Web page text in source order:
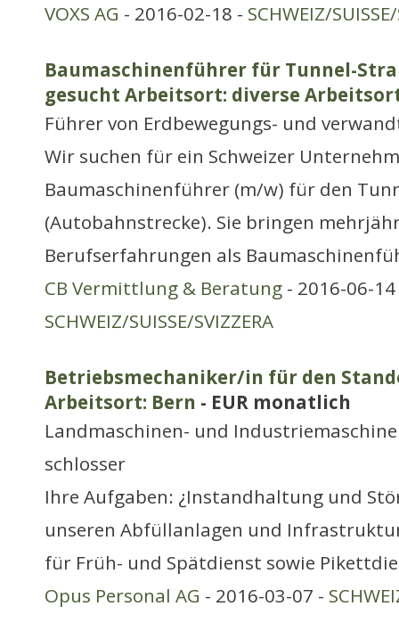
VOXS AG - 2016-02-18 - SCHWEIZ/
Baumaschinenführer für Tunnel-
gesucht Arbeitsort: diverse
Führer von Erdbewegungs- und
Wir suchen für ein Schweizer
Baumaschinenführer (m/w) für den
(Autobahnstrecke). Sie bringen
Berufserfahrungen als
CB Vermittlung & Beratung - 2016-06-
SCHWEIZ/SUISSE/SVIZZERA
Betriebsmechaniker/in für den
Arbeitsort: Bern - EUR monatlich
Landmaschinen- und
schlosser
Ihre Aufgaben: ¿Instandhaltung und
unseren Abfüllanlagen und
für Früh- und Spätdienst sowie
Opus Personal AG - 2016-03-07 -